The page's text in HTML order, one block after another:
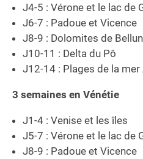
J4-5 : Vérone et le lac de
J6-7 : Padoue et Vicence
J8-9 : Dolomites de
J10-11 : Delta du Pô
J12-14 : Plages de la
3 semaines en Vénétie
J1-4 : Venise et les îles
J5-7 : Vérone et le lac de
J8-9 : Padoue et Vicence